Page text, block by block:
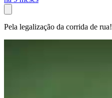
Pela legalização da corrida de rua!